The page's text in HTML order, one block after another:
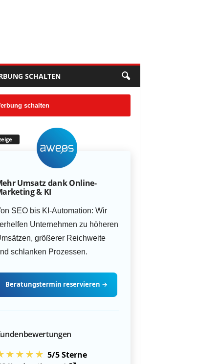
SCHALTEN
schalten
Umsatz dank Online-
& KI
SEO bis KI-Automation: Wir
Unternehmen zu höheren
größerer Reichweite
schlanken Prozessen.
Beratungstermin reservieren →
5/5 Sterne